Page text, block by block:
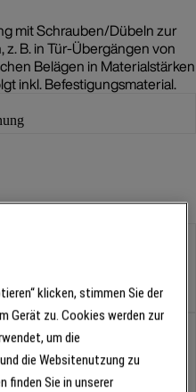
mit Schrauben/Dübeln zur
B. in Tür-Übergängen von
Belägen in Materialstärken
inkl. Befestigungsmaterial.
klicken, stimmen Sie der
Gerät zu. Cookies werden zur
um die
die Websitenutzung zu
finden Sie in unserer